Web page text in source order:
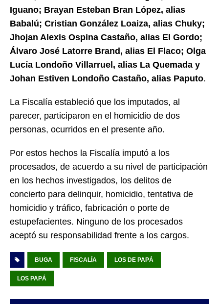
Iguano; Brayan Esteban Bran López, alias
Babalú; Cristian González Loaiza, alias Chuky;
Jhojan Alexis Ospina Castaño, alias El Gordo;
Álvaro José Latorre Brand, alias El Flaco; Olga
Lucía Londoño Villarruel, alias La Quemada y
Johan Estiven Londoño Castaño, alias Paputo.
La Fiscalía estableció que los imputados, al
parecer, participaron en el homicidio de dos
personas, ocurridos en el presente año.
Por estos hechos la Fiscalía imputó a los
procesados, de acuerdo a su nivel de participación
en los hechos investigados, los delitos de
concierto para delinquir, homicidio, tentativa de
homicidio y tráfico, fabricación o porte de
estupefacientes. Ninguno de los procesados
aceptó su responsabilidad frente a los cargos.
BUGA FISCALÍA LOS DE PAPÁ
LOS PAPÁ